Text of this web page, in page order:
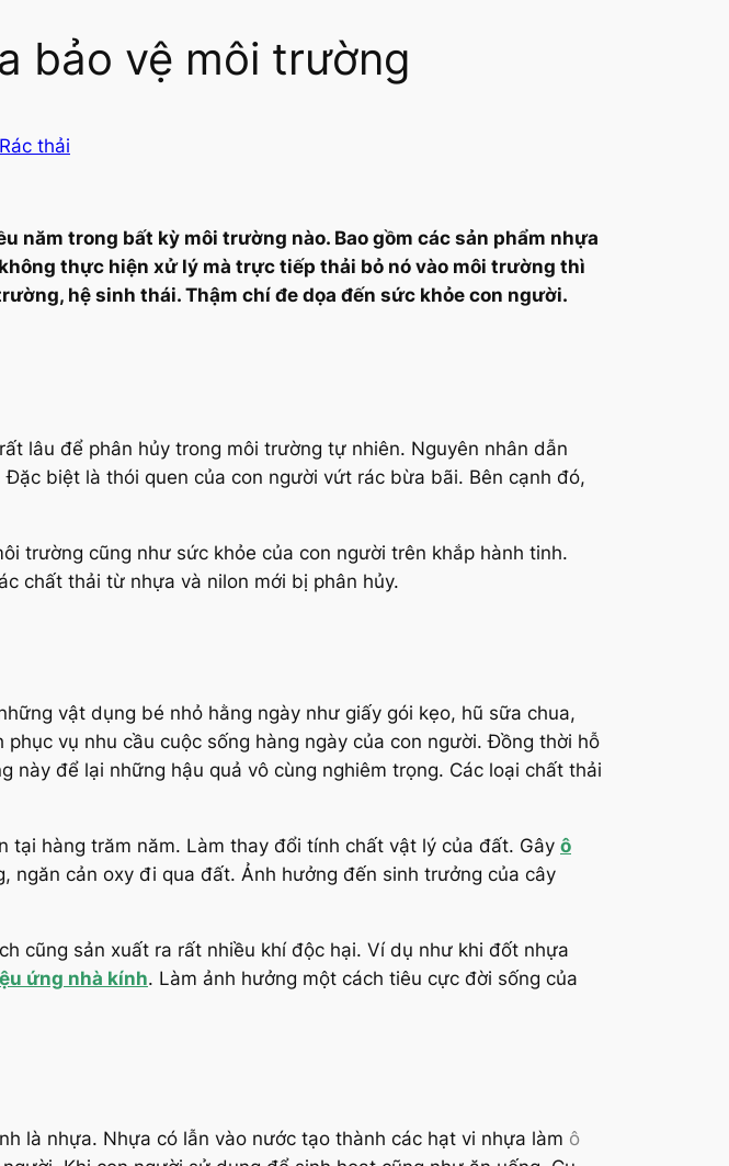
bảo vệ môi trường
Rác thải
năm trong bất kỳ môi trường nào. Bao gồm các sản phẩm nhựa
thực hiện xử lý mà trực tiếp thải bỏ nó vào môi trường thì
hệ sinh thái. Thậm chí đe dọa đến sức khỏe con người.
lâu để phân hủy trong môi trường tự nhiên. Nguyên nhân dẫn
biệt là thói quen của con người vứt rác bừa bãi. Bên cạnh đó,
trường cũng như sức khỏe của con người trên khắp hành tinh.
chất thải từ nhựa và nilon mới bị phân hủy.
vật dụng bé nhỏ hằng ngày như giấy gói kẹo, hũ sữa chua,
vụ nhu cầu cuộc sống hàng ngày của con người. Đồng thời hỗ
để lại những hậu quả vô cùng nghiêm trọng. Các loại chất thải
hàng trăm năm. Làm thay đổi tính chất vật lý của đất. Gây ô
cản oxy đi qua đất. Ảnh hưởng đến sinh trưởng của cây
cũng sản xuất ra rất nhiều khí độc hại. Ví dụ như khi đốt nhựa
ứng nhà kính. Làm ảnh hưởng một cách tiêu cực đời sống của
là nhựa. Nhựa có lẫn vào nước tạo thành các hạt vi nhựa làm ô